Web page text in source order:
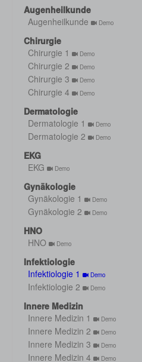
Augenheilkunde
Augenheilkunde
Demo
Chirurgie
Chirurgie 1
Demo
Chirurgie 2 Demo
Chirurgie 3 Demo
Chirurgie 4 Demo
Dermatologie
Dermatologie 1
Demo
Dermatologie 2 Demo
EKG
EKG
Demo
Gynäkologie
Gynäkologie 1
Demo
Gynäkologie 2 Demo
HNO
HNO
Demo
Infektiologie
Infektiologie 1
Demo
Infektiologie 2 Demo
Innere Medizin
Innere Medizin 1
Demo
Innere Medizin 2 Demo
Innere Medizin 3 Demo
Innere Medizin 4 Demo